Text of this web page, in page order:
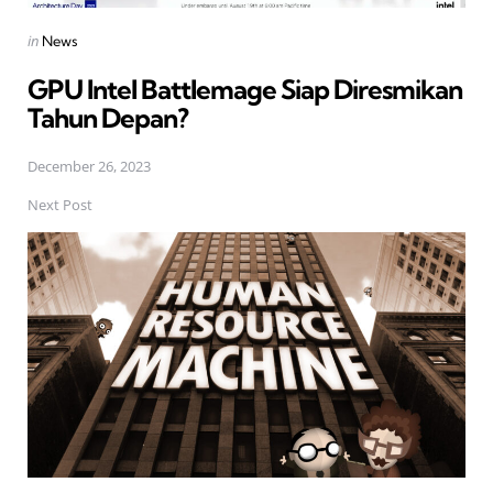
Posted
in News
GPU Intel Battlemage Siap Diresmikan
Tahun Depan?
December 26, 2023
Next Post